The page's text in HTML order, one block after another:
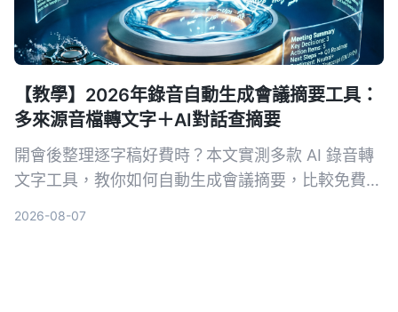
【教學】2026年錄音自動生成會議摘要工具：
多來源音檔轉文字＋AI對話查摘要
開會後整理逐字稿好費時？本文實測多款 AI 錄音轉
文字工具，教你如何自動生成會議摘要，比較免費與
2026-08-07